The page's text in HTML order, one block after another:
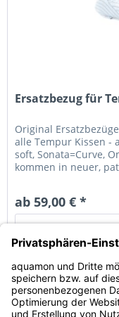
Ersatzbezug für
Original
alle Tempur Kissen -
soft, Sonata=Curve,
kommen in neuer,
ab 59,00 € *
Service Hotline